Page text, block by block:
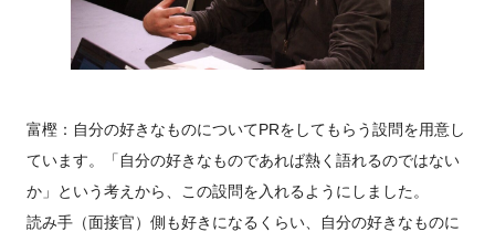
富樫：自分の好きなものについてPRをしてもらう設問を用意し
ています。「自分の好きなものであれば熱く語れるのではない
か」という考えから、この設問を入れるようにしました。
読み手（面接官）側も好きになるくらい、自分の好きなものに